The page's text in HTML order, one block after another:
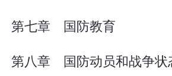
第七章 国防教育
第八章 国防动员和战争状